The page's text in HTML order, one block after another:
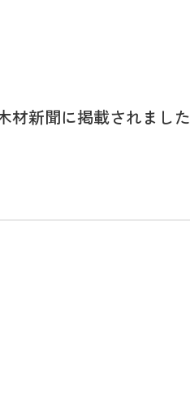
材新聞に掲載されました